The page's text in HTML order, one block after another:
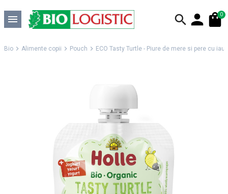
0
Bio Alimente copii Pouch ECO Tasty Turtle - Piure de mere si pere cu